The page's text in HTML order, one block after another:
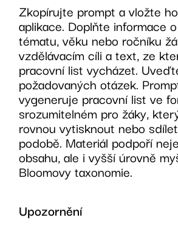
Zkopírujte prompt a vložte
aplikace. Doplňte informace
tématu, věku nebo ročníku
vzdělávacím cíli a text, ze
pracovní list vycházet.
požadovaných otázek.
vygeneruje pracovní list ve
srozumitelném pro žáky,
rovnou vytisknout nebo
podobě. Materiál podpoří
obsahu, ale i vyšší úrovně
Bloomovy taxonomie.
Upozornění